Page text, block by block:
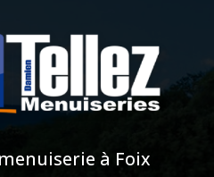
à Foix